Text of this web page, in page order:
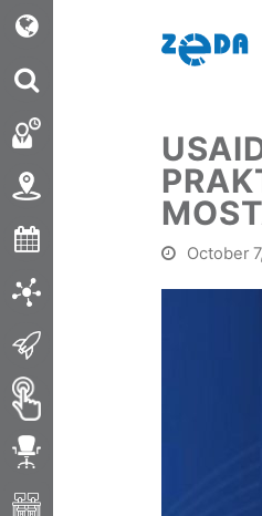
October